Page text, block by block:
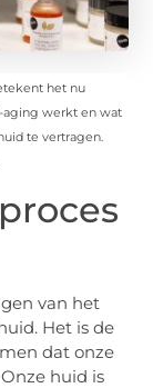
het nu
aging werkt en wat
te vertragen.
van het
Het is de
dat onze
huid is